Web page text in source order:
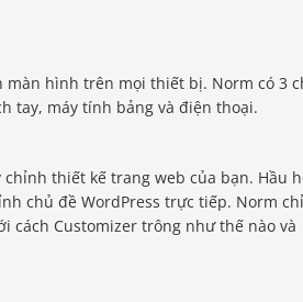
màn hình trên mọi thiết bị. Norm có 3
tay, máy tính bảng và điện thoại.
thiết kế trang web của bạn. Hầu
chủ đề WordPress trực tiếp. Norm chỉ
cách Customizer trông như thế nào và